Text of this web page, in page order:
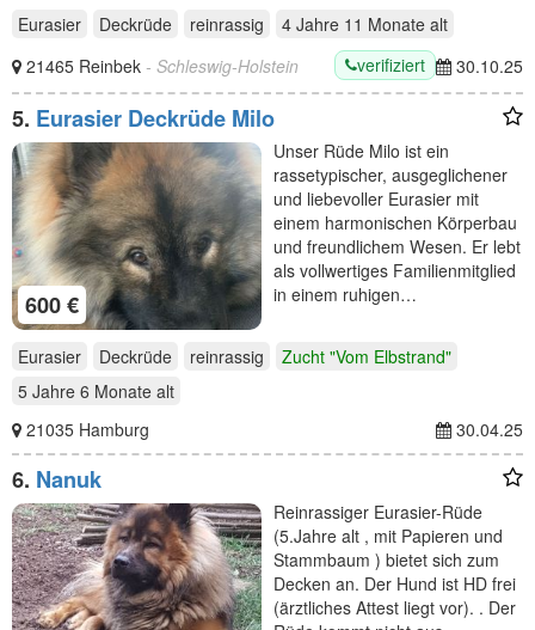
Eurasier Deckrüde reinrassig 4 Jahre 11 Monate alt
21465 Reinbek - Schleswig-Holstein verifiziert 30.10.25
5. Eurasier Deckrüde Milo
600 €
Unser Rüde Milo ist ein
rassetypischer, ausgeglichener
und liebevoller Eurasier mit
einem harmonischen Körperbau
und freundlichem Wesen. Er lebt
als vollwertiges Familienmitglied
in einem ruhigen…
Eurasier Deckrüde reinrassig
Zucht "Vom Elbstrand"
5 Jahre 6 Monate alt
21035 Hamburg
30.04.25
6. Nanuk
Reinrassiger Eurasier-Rüde
(5.Jahre alt , mit Papieren und
Stammbaum ) bietet sich zum
Decken an. Der Hund ist HD frei
(ärztliches Attest liegt vor). . Der